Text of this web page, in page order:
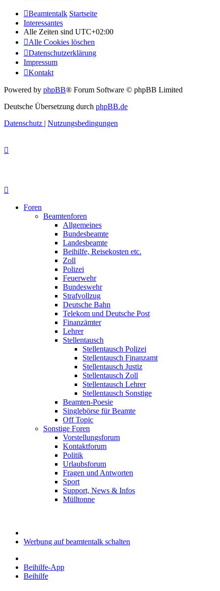
Beamtentalk Startseite
Interessantes
Alle Zeiten sind UTC+02:00
Alle Cookies löschen
Datenschutzerklärung
Impressum
Kontakt
Powered by phpBB® Forum Software © phpBB Limited
Deutsche Übersetzung durch phpBB.de
Datenschutz | Nutzungsbedingungen
Foren
Beamtenforen
Allgemeines
Bundesbeamte
Landesbeamte
Beihilfe, Reisekosten etc.
Zoll
Polizei
Feuerwehr
Bundeswehr
Strafvollzug
Deutsche Bahn
Telekom und Deutsche Post
Finanzämter
Lehrer
Stellentausch
Stellentausch Polizei
Stellentausch Finanzamt
Stellentausch Justiz
Stellentausch Zoll
Stellentausch Lehrer
Stellentausch Sonstige
Beamten-Poesie
Singlebörse für Beamte
Off Topic
Sonstige Foren
Vorstellungsforum
Kontaktforum
Politik
Urlaubsforum
Fragen und Antworten
Sport
Support, News & Infos
Mülltonne
Werbung auf beamtentalk schalten
Beihilfe-App
Beihilfe